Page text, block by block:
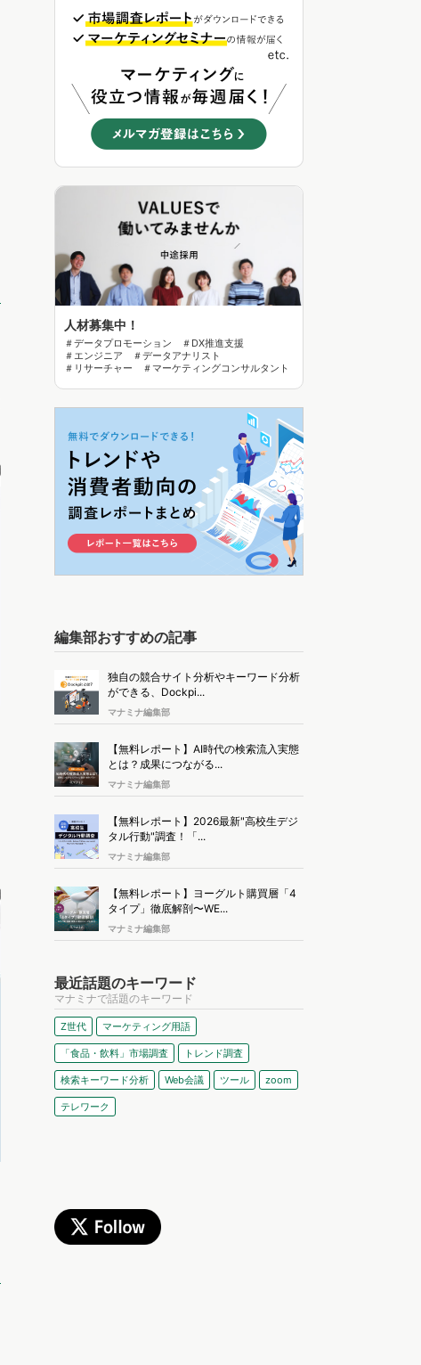
人材募集中！
＃データプロモーション ＃DX推進支援
＃エンジニア ＃データアナリスト
＃リサーチャー ＃マーケティングコンサルタント
編集部おすすめの記事
独自の競合サイト分析やキーワード分析
ができる、Dockpi...
マナミナ編集部
【無料レポート】AI時代の検索流入実態
とは？成果につながる...
マナミナ編集部
【無料レポート】2026最新"高校生デジ
タル行動"調査！「...
マナミナ編集部
【無料レポート】ヨーグルト購買層「4
タイプ」徹底解剖〜WE...
マナミナ編集部
最近話題のキーワード
マナミナで話題のキーワード
Z世代 マーケティング用語
「食品・飲料」市場調査 トレンド調査
検索キーワード分析 Web会議 ツール zoom
テレワーク